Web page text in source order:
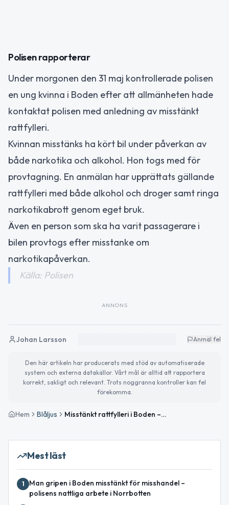
Polisen rapporterar
Under morgonen den 31 maj kontrollerade polisen
en ung kvinna i Boden efter att allmänheten hade
kontaktat polisen med anledning av misstänkt
rattfylleri.
Kvinnan misstänks ha kört bil under påverkan av
både narkotika och alkohol. Hon togs med för
provtagning. En anmälan har upprättats gällande
rattfylleri med både alkohol och droger samt ringa
narkotikabrott genom eget bruk.
Även en person som ska ha varit passagerare i
bilen provtogs efter misstanke om
narkotikapåverkan.
Källa: Polisen
ANNONS
Johan Larsson Anmäl fel
Den här artikeln har producerats med stöd av automatiserade
system och externa datakällor. Vårt mål är alltid att rapportera
korrekt, sakligt och relevant. Trots noggranna kontroller kan fel
förekomma.
Hem Blåljus Misstänkt rattfylleri i Boden – kvinna och passagerare provtas
Mest läst
1
Man gripen i Boden misstänkt för misshandel –
polisens nattliga arbete i Norrbotten